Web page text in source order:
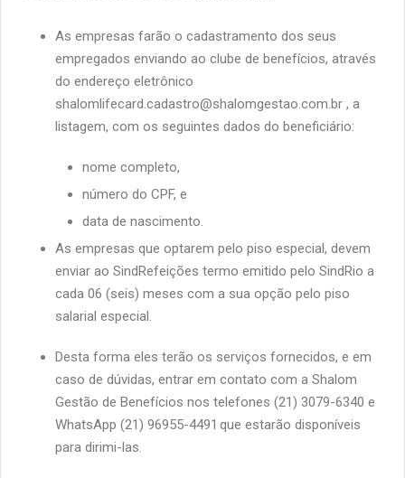
As empresas farão o cadastramento dos seus
empregados enviando ao clube de benefícios, através
do endereço eletrônico
shalomlifecard.cadastro@shalomgestao.com.br , a
listagem, com os seguintes dados do beneficiário:
nome completo,
número do CPF, e
data de nascimento.
As empresas que optarem pelo piso especial, devem
enviar ao SindRefeições termo emitido pelo SindRio a
cada 06 (seis) meses com a sua opção pelo piso
salarial especial.
Desta forma eles terão os serviços fornecidos, e em
caso de dúvidas, entrar em contato com a Shalom
Gestão de Benefícios nos telefones (21) 3079-6340 e
WhatsApp (21) 96955-4491 que estarão disponíveis
para dirimi-las.